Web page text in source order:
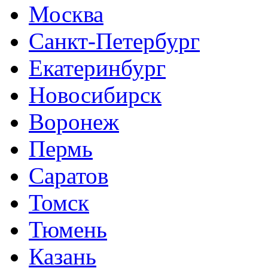
Москва
Санкт-Петербург
Екатеринбург
Новосибирск
Воронеж
Пермь
Саратов
Томск
Тюмень
Казань